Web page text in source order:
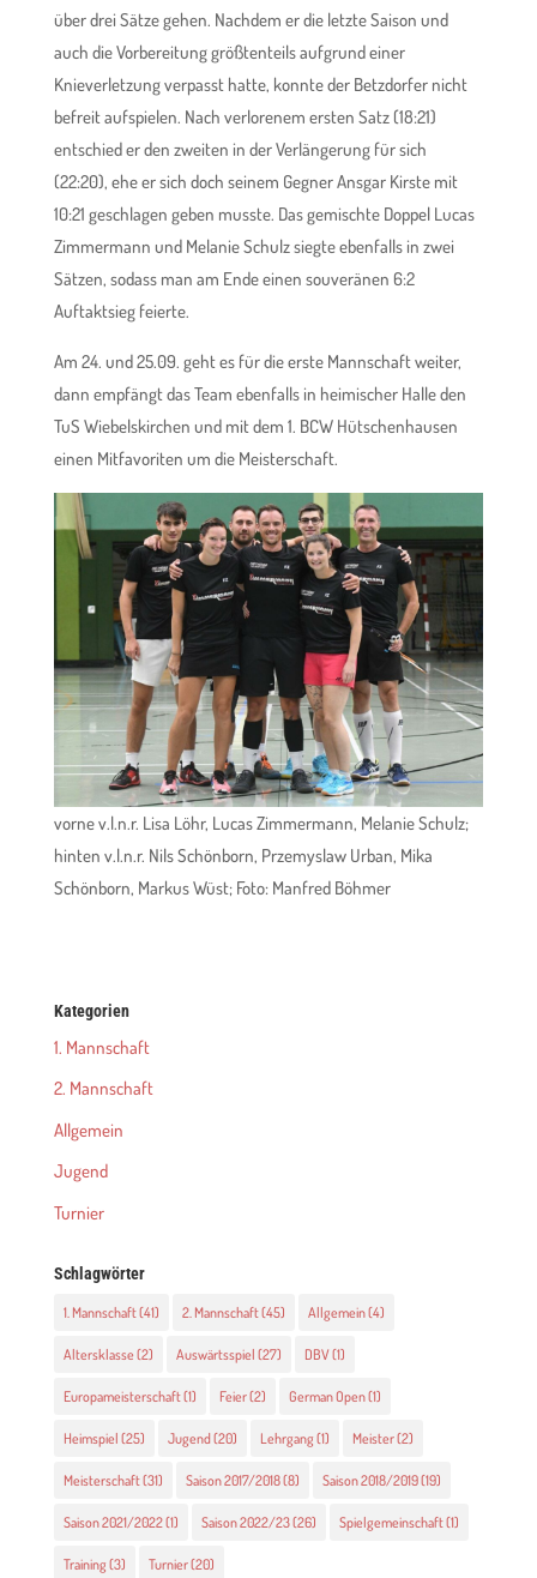
über drei Sätze gehen. Nachdem er die letzte Saison und
auch die Vorbereitung größtenteils aufgrund einer
Knieverletzung verpasst hatte, konnte der Betzdorfer nicht
befreit aufspielen. Nach verlorenem ersten Satz (18:21)
entschied er den zweiten in der Verlängerung für sich
(22:20), ehe er sich doch seinem Gegner Ansgar Kirste mit
10:21 geschlagen geben musste. Das gemischte Doppel Lucas
Zimmermann und Melanie Schulz siegte ebenfalls in zwei
Sätzen, sodass man am Ende einen souveränen 6:2
Auftaktsieg feierte.
Am 24. und 25.09. geht es für die erste Mannschaft weiter,
dann empfängt das Team ebenfalls in heimischer Halle den
TuS Wiebelskirchen und mit dem 1. BCW Hütschenhausen
einen Mitfavoriten um die Meisterschaft.
vorne v.l.n.r. Lisa Löhr, Lucas Zimmermann, Melanie Schulz;
hinten v.l.n.r. Nils Schönborn, Przemyslaw Urban, Mika
Schönborn, Markus Wüst; Foto: Manfred Böhmer
Kategorien
1. Mannschaft
2. Mannschaft
Allgemein
Jugend
Turnier
Schlagwörter
1. Mannschaft(41) 2. Mannschaft(45) Allgemein(4)
Altersklasse (2) Auswärtsspiel (27) DBV(1)
Europameisterschaft(1) Feier(2) German Open(1)
Heimspiel (25) Jugend(20) Lehrgang(1) Meister(2)
Meisterschaft(31) Saison 2017/2018(8) Saison 2018/2019(19)
Saison 2021/2022(1) Saison 2022/23(26) Spielgemeinschaft(1)
Training(3) Turnier(20)